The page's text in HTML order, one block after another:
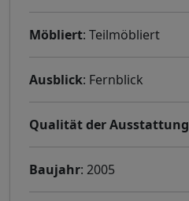
Möbliert: Teilmöbliert
Ausblick: Fernblick
Qualität der Ausstattung
Baujahr: 2005